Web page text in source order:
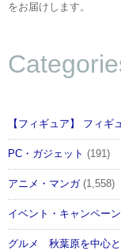
をお届けします。
【フィギュア】 フィ
PC・ガジェット (191)
アニメ・マンガ(1,558)
イベント・キャンペーン
グルメ 秋葉原を中心